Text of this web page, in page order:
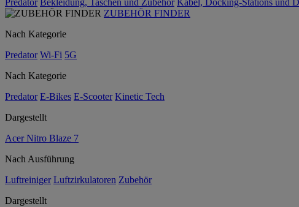
Predator Bekleidung, Taschen und Zubehör Kabel, Docking-Stations und
ZUBEHÖR FINDER
Nach Kategorie
Predator Wi-Fi 5G
Nach Kategorie
Predator E-Bikes E-Scooter Kinetic Tech
Dargestellt
Acer Nitro Blaze 7
Nach Ausführung
Luftreiniger Luftzirkulatoren Zubehör
Dargestellt